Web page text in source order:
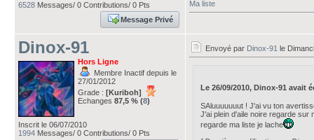
6528 Messages/ 0 Contributions/ 0 Pts
Message Privé
Ma liste
Dinox-91
Hors Ligne
Membre Inactif depuis le
27/01/2012
Grade : [Kuriboh]
Echanges 87,5 % (8)
Inscrit le 06/07/2010
1994 Messages/ 0 Contributions/ 0 Pts
Envoyé par Dinox-91 le
Le 26/09/2010, Dinox-91 avait
SAluuuuuuut ! J'ai vu ton
J'ai plein d'aile noire regarde sur
regarde ma liste je lache